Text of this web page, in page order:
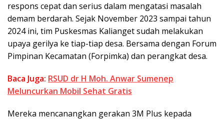
respons cepat dan serius dalam mengatasi masalah
demam berdarah. Sejak November 2023 sampai tahun
2024 ini, tim Puskesmas Kalianget sudah melakukan
upaya gerilya ke tiap-tiap desa. Bersama dengan Forum
Pimpinan Kecamatan (Forpimka) dan perangkat desa.
Baca Juga: RSUD dr H Moh. Anwar Sumenep
Meluncurkan Mobil Sehat Gratis
Mereka mencanangkan gerakan 3M Plus kepada